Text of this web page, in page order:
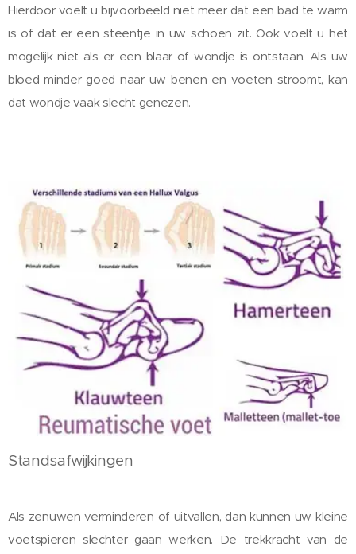
Hierdoor voelt u bijvoorbeeld niet meer dat een bad te warm
is of dat er een steentje in uw schoen zit. Ook voelt u het
mogelijk niet als er een blaar of wondje is ontstaan. Als uw
bloed minder goed naar uw benen en voeten stroomt, kan
dat wondje vaak slecht genezen.
Standsafwijkingen
Als zenuwen verminderen of uitvallen, dan kunnen uw kleine
voetspieren slechter gaan werken. De trekkracht van de